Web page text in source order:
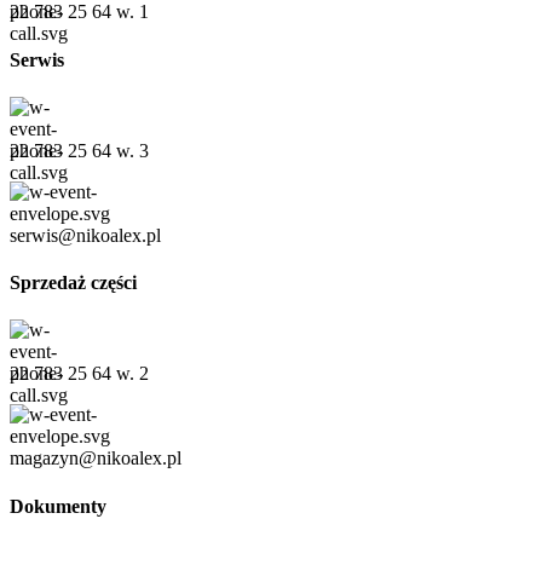
22 783 25 64 w. 1
Serwis
22 783 25 64 w. 3
serwis@nikoalex.pl
Sprzedaż części
22 783 25 64 w. 2
magazyn@nikoalex.pl
Dokumenty